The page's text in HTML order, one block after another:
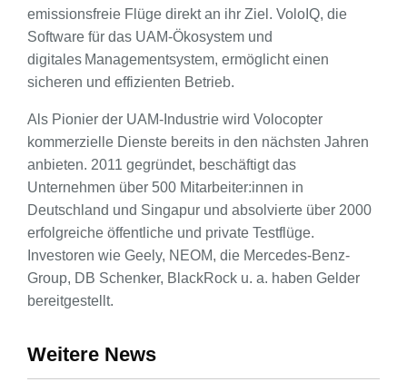
emissionsfreie Flüge direkt an ihr Ziel. VoloIQ, die
Software für das UAM-Ökosystem und
digitales Managementsystem, ermöglicht einen
sicheren und effizienten Betrieb.
Als Pionier der UAM-Industrie wird Volocopter
kommerzielle Dienste bereits in den nächsten Jahren
anbieten. 2011 gegründet, beschäftigt das
Unternehmen über 500 Mitarbeiter:innen in
Deutschland und Singapur und absolvierte über 2000
erfolgreiche öffentliche und private Testflüge.
Investoren wie Geely, NEOM, die Mercedes-Benz-
Group, DB Schenker, BlackRock u. a. haben Gelder
bereitgestellt.
Weitere News